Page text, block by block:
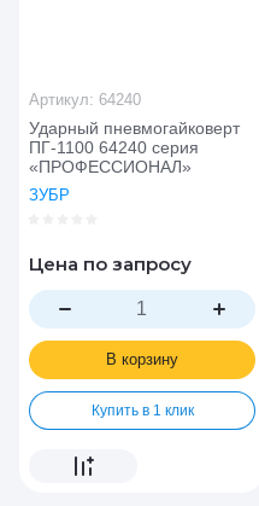
Ударный пневмогайковерт
ПГ-1100 64240 серия
«ПРОФЕССИОНАЛ»
ЗУБР
Артикул: 64240
Цена по запросу
В корзину
Купить в 1 клик